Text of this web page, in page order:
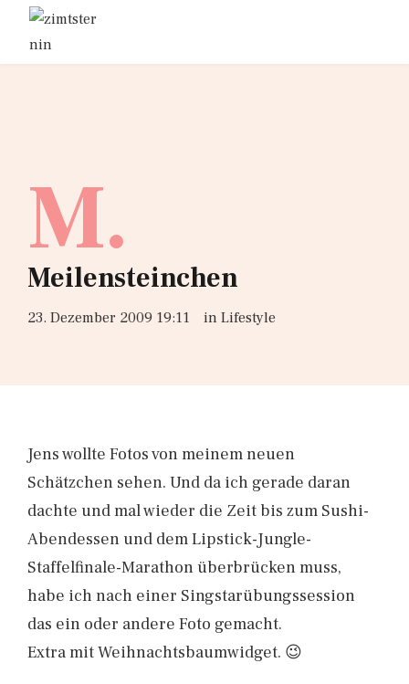
M.
Meilensteinchen
23. Dezember 2009 19:11 in Lifestyle
Jens wollte Fotos von meinem neuen
Schätzchen sehen. Und da ich gerade daran
dachte und mal wieder die Zeit bis zum Sushi-
Abendessen und dem Lipstick-Jungle-
Staffelfinale-Marathon überbrücken muss,
habe ich nach einer Singstarübungssession
das ein oder andere Foto gemacht.
Extra mit Weihnachtsbaumwidget. 😉